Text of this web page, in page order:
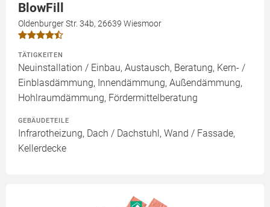
BlowFill
Oldenburger Str. 34b, 26639 Wiesmoor
TÄTIGKEITEN
Neuinstallation / Einbau, Austausch, Beratung, Kern- /
Einblasdämmung, Innendämmung, Außendämmung,
Hohlraumdämmung, Fördermittelberatung
GEBÄUDETEILE
Infrarotheizung, Dach / Dachstuhl, Wand / Fassade,
Kellerdecke